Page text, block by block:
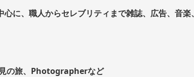
に、職人からセレブリティまで雑誌、広告、音楽、
の旅、Photographerなど